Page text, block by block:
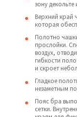
зону декольте
Верхний край
которая
Полотно
прослойки.
воздух,
гибкости
и скроет
Гладкое
незаметным
Пояс бра
сетки.